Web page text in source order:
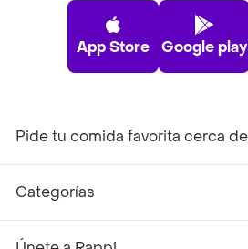
App Store Google play
Pide tu comida favorita cerca
Categorías